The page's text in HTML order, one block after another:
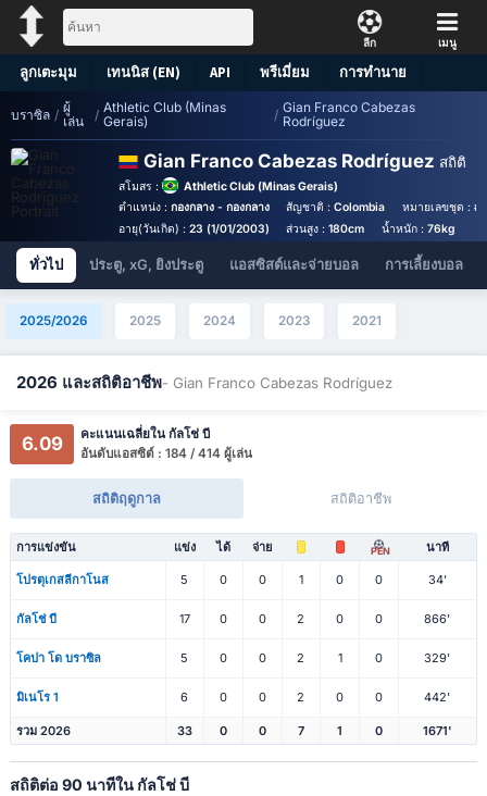
ลีก เมนู
ลูกเตะมุม เทนนิส (EN) API พรีเมี่ยม การทำนาย
บราซิล / ผู้
เล่น
/ Athletic Club (Minas
Gerais)
/ Gian Franco Cabezas
Rodríguez
Gian Franco Cabezas Rodríguez สถิติ
สโมสร :
Athletic Club (Minas Gerais)
ตำแหน่ง : กองกลาง - กองกลาง สัญชาติ :Colombia หมายเลขชุด :
อายุ(วันเกิด) : 23 (1/01/2003) ส่วนสูง :180cm น้ำหนัก : 76kg
ทั่วไป ประตู, xG, ยิงประตู แอสซิสต์และจ่ายบอล การเลี้ยงบอล
2025/2026 2025 2024 2023 2021
2026 และสถิติอาชีพ- Gian Franco Cabezas Rodríguez
6.09
คะแนนเฉลี่ยใน กัลโช่ บี
อันดับแอสซิต์ : 184 / 414 ผู้เล่น
สถิติฤดูกาล สถิติอาชีพ
การแข่งขัน แข่ง ได้ จ่าย PEN นาที
โปรตุเกสลีกาโนส 5 0 0 1 0 0 34'
กัลโช่ บี 17 0 0 2 0 0 866'
โคปา โด บราซิล 5 0 0 2 1 0 329'
มิเนโร 1 6 0 0 2 0 0 442'
รวม 2026 33 0 0 7 1 0 1671'
สถิติต่อ 90 นาทีใน กัลโช่ บี